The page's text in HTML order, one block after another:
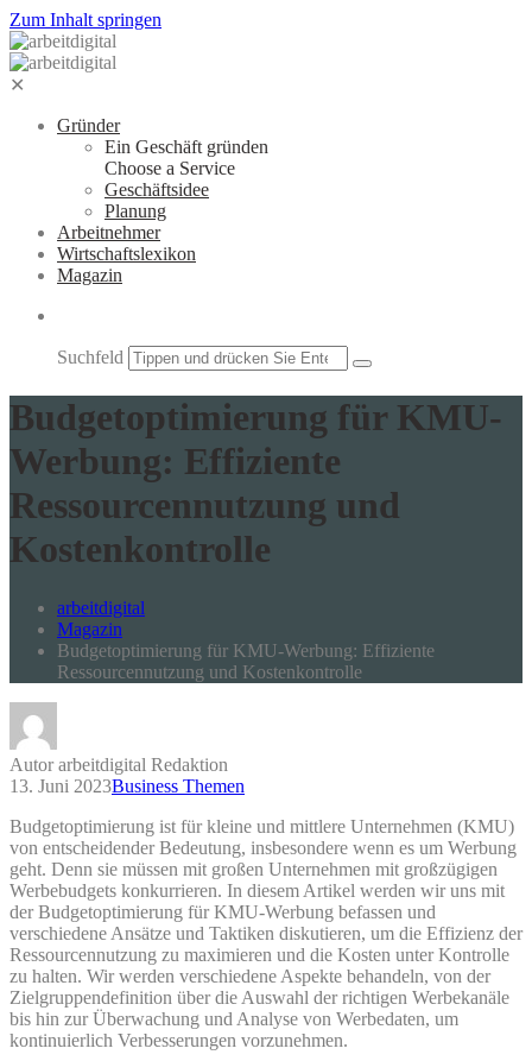
Zum Inhalt springen
✕
Gründer
Ein Geschäft gründen
Choose a Service
Geschäftsidee
Planung
Arbeitnehmer
Wirtschaftslexikon
Magazin
Suchfeld
Budgetoptimierung für KMU-
Werbung: Effiziente
Ressourcennutzung und
Kostenkontrolle
arbeitdigital
Magazin
Budgetoptimierung für KMU-Werbung: Effiziente
Ressourcennutzung und Kostenkontrolle
Autor arbeitdigital Redaktion
13. Juni 2023Business Themen
Budgetoptimierung ist für kleine und mittlere Unternehmen (KMU)
von entscheidender Bedeutung, insbesondere wenn es um Werbung
geht. Denn sie müssen mit großen Unternehmen mit großzügigen
Werbebudgets konkurrieren. In diesem Artikel werden wir uns mit
der Budgetoptimierung für KMU-Werbung befassen und
verschiedene Ansätze und Taktiken diskutieren, um die Effizienz der
Ressourcennutzung zu maximieren und die Kosten unter Kontrolle
zu halten. Wir werden verschiedene Aspekte behandeln, von der
Zielgruppendefinition über die Auswahl der richtigen Werbekanäle
bis hin zur Überwachung und Analyse von Werbedaten, um
kontinuierlich Verbesserungen vorzunehmen.